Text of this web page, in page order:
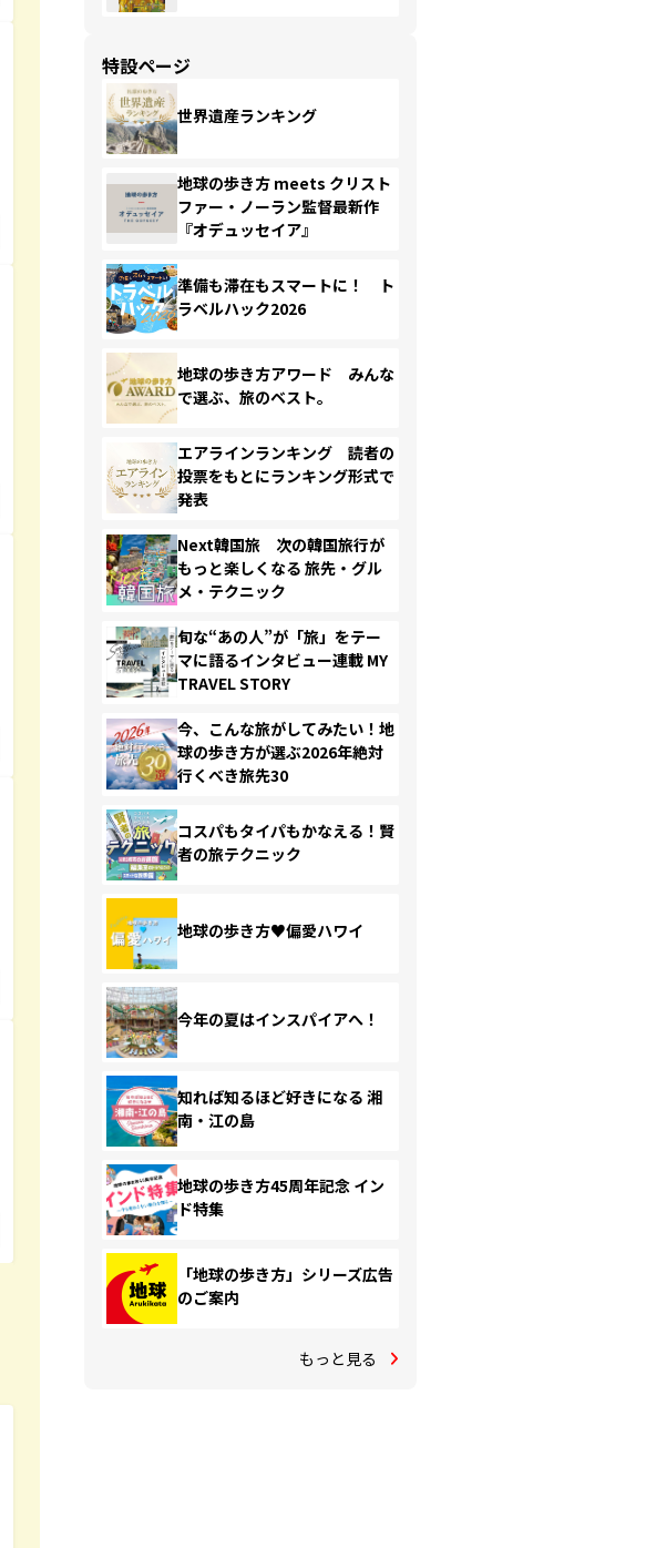
特設ページ
世界遺産ランキング
地球の歩き方 meets クリスト
ファー・ノーラン監督最新作
『オデュッセイア』
準備も滞在もスマートに！ ト
ラベルハック2026
地球の歩き方アワード みんな
で選ぶ、旅のベスト。
エアラインランキング 読者の
投票をもとにランキング形式で
発表
Next韓国旅 次の韓国旅行が
もっと楽しくなる 旅先・グル
メ・テクニック
旬な“あの人”が「旅」をテー
マに語るインタビュー連載 MY
TRAVEL STORY
今、こんな旅がしてみたい！地
球の歩き方が選ぶ2026年絶対
行くべき旅先30
コスパもタイパもかなえる！賢
者の旅テクニック
地球の歩き方♥偏愛ハワイ
今年の夏はインスパイアへ！
知れば知るほど好きになる 湘
南・江の島
地球の歩き方45周年記念 イン
ド特集
「地球の歩き方」シリーズ広告
のご案内
もっと見る